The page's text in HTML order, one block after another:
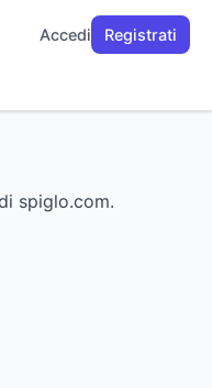
Accedi Registrati
spiglo.com.